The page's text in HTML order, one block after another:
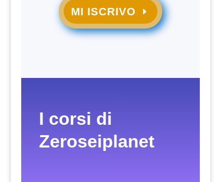
MI ISCRIVO
I corsi di
Zeroseiplanet